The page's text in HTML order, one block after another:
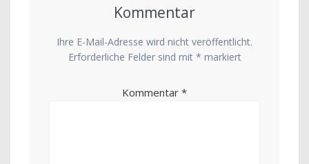
Kommentar
Ihre E-Mail-Adresse wird nicht veröffentlicht.
Erforderliche Felder sind mit * markiert
Kommentar *